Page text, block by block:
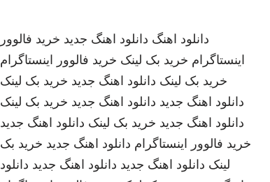
دانلود اهنگ دانلود اهنگ جدید خرید فالوور
اینستاگرام خرید بک لینک خرید فالوور اینستاگرام
خرید بک لینک دانلود اهنگ جدید خرید بک لینک
دانلود اهنگ جدید دانلود اهنگ جدید خرید بک لینک
دانلود اهنگ جدید خرید بک لینک دانلود اهنگ جدید
خرید فالوور اینستاگرام دانلود اهنگ جدید خرید بک
لینک دانلود اهنگ جدید دانلود اهنگ جدید دانلود